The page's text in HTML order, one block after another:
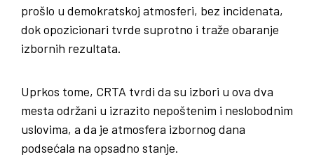
prošlo u demokratskoj atmosferi, bez incidenata,
dok opozicionari tvrde suprotno i traže obaranje
izbornih rezultata.
Uprkos tome, CRTA tvrdi da su izbori u ova dva
mesta održani u izrazito nepoštenim i neslobodnim
uslovima, a da je atmosfera izbornog dana
podsećala na opsadno stanje.